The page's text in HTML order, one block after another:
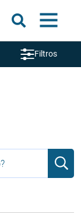
Filtros